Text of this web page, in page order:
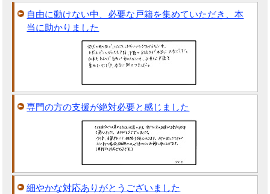
自由に動けない中、必要な戸籍を集めていただき、本
当に助かりました
専門の方の支援が絶対必要と感じました
細やかな対応ありがとうございました